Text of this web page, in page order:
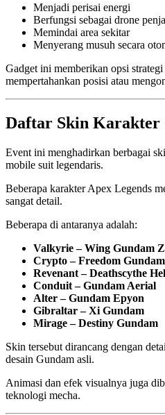
Menjadi perisai energi
Berfungsi sebagai drone
Memindai area sekitar
Menyerang musuh secara
Gadget ini memberikan opsi
mempertahankan posisi atau
Daftar Skin Karakter
Event ini menghadirkan berbagai
mobile suit legendaris.
Beberapa karakter Apex Legends
sangat detail.
Beberapa di antaranya adalah:
Valkyrie – Wing Gundam
Crypto – Freedom Gundam
Revenant – Deathscythe
Conduit – Gundam Aerial
Alter – Gundam Epyon
Gibraltar – Xi Gundam
Mirage – Destiny Gundam
Skin tersebut dirancang dengan
desain Gundam asli.
Animasi dan efek visualnya juga
teknologi mecha.